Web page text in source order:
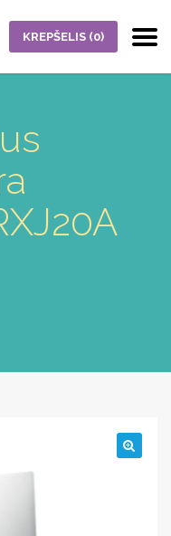
KREPŠELIS (0)